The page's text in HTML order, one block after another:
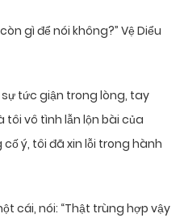
gì để nói không?” Vệ Diểu
tức giận trong lòng, tay
tôi vô tình lẫn lộn bài của
ý, tôi đã xin lỗi trong hành
cái, nói: “Thật trùng hợp vậy